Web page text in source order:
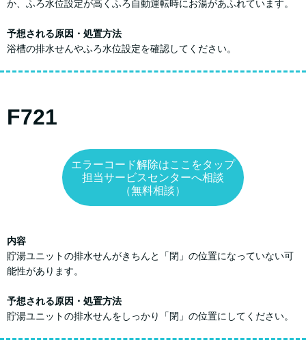
か、ふろ水位設定が高くふろ自動運転時にお湯があふれています。
予想される原因・処置方法
浴槽の排水せんやふろ水位設定を確認してください。
F721
エラーコード解除はここをタップ
担当サービスセンターへ相談
（無料相談）
内容
貯湯ユニットの排水せんがきちんと「閉」の位置になっていない可
能性があります。
予想される原因・処置方法
貯湯ユニットの排水せんをしっかり「閉」の位置にしてください。